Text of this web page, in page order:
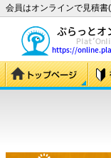
会員はオンラインで見積書(